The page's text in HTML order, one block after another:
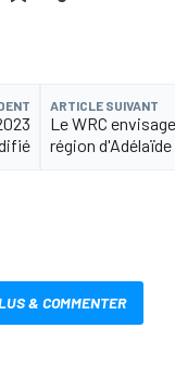
ARTICLE SUIVANT
Le WRC
région d'Adélaïde
& COMMENTER